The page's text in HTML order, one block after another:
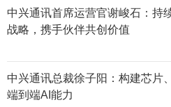
中兴通讯首席运营官谢峻石：持
战略，携手伙伴共创价值
中兴通讯总裁徐子阳：构建芯片
端到端AI能力